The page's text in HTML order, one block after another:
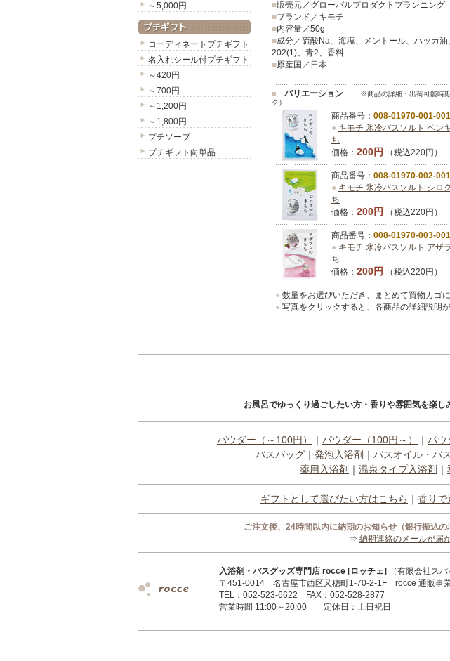
～5,000円
コーディネートプチギフト
名入れシール付プチギフト
～420円
～700円
～1,200円
～1,800円
プチソープ
プチギフト向単品
■販売元／グローバルプロダクトプランニング
■ブランド／キモチ
■内容量／50g
■成分／硫酸Na、海塩、メントール、ハッカ
202(1)、青2、香料
■原産国／日本
バリエーション
※商品の詳細・出荷可能時
ク）
商品番号： 008-01970-001-001
● キモチ 氷冷バスソルト ペン
ち
価格： 200円 （税込220円）
商品番号： 008-01970-002-001
● キモチ 氷冷バスソルト シロ
ち
価格： 200円 （税込220円）
商品番号： 008-01970-003-001
● キモチ 氷冷バスソルト アザ
ち
価格： 200円 （税込220円）
● 数量をお選びいただき、まとめて買物カゴに
● 写真をクリックすると、各商品の詳細説明が
お風呂でゆっくり過ごしたい方・香りや雰囲気を楽
パウダー（～100円） ｜ パウダー（100円～） ｜ パウ
バスバッグ ｜ 発泡入浴剤 ｜ バスオイル・バ
薬用入浴剤 ｜ 温泉タイプ入浴剤 ｜
ギフトとして選びたい方はこちら ｜ 香りで
ご注文後、24時間以内に納期のお知らせ（銀行振込
⇒ 納期連絡のメールが届
入浴剤・バスグッズ専門店 rocce [ロッチェ]
（有限会社スパ
〒451-0014 名古屋市西区又穂町1-70-2-1F rocce 通販事
TEL：052-523-6622 FAX：052-528-2877
営業時間 11:00～20:00 定休日：土日祝日